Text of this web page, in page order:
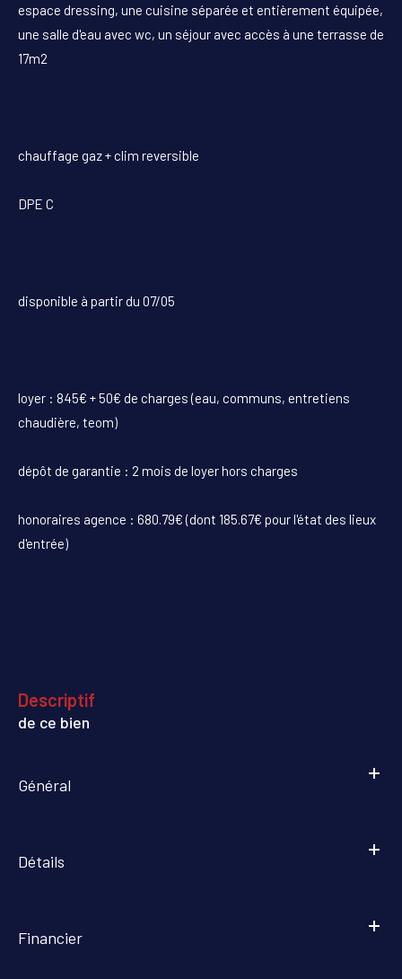
espace dressing, une cuisine séparée et entièrement équipée,
une salle d'eau avec wc, un séjour avec accès à une terrasse de
17m2
chauffage gaz + clim reversible
DPE C
disponible à partir du 07/05
loyer : 845€ + 50€ de charges (eau, communs, entretiens
chaudière, teom)
dépôt de garantie : 2 mois de loyer hors charges
honoraires agence : 680.79€ (dont 185.67€ pour l'état des lieux
d'entrée)
descriptif
de ce bien
Général
Détails
Financier